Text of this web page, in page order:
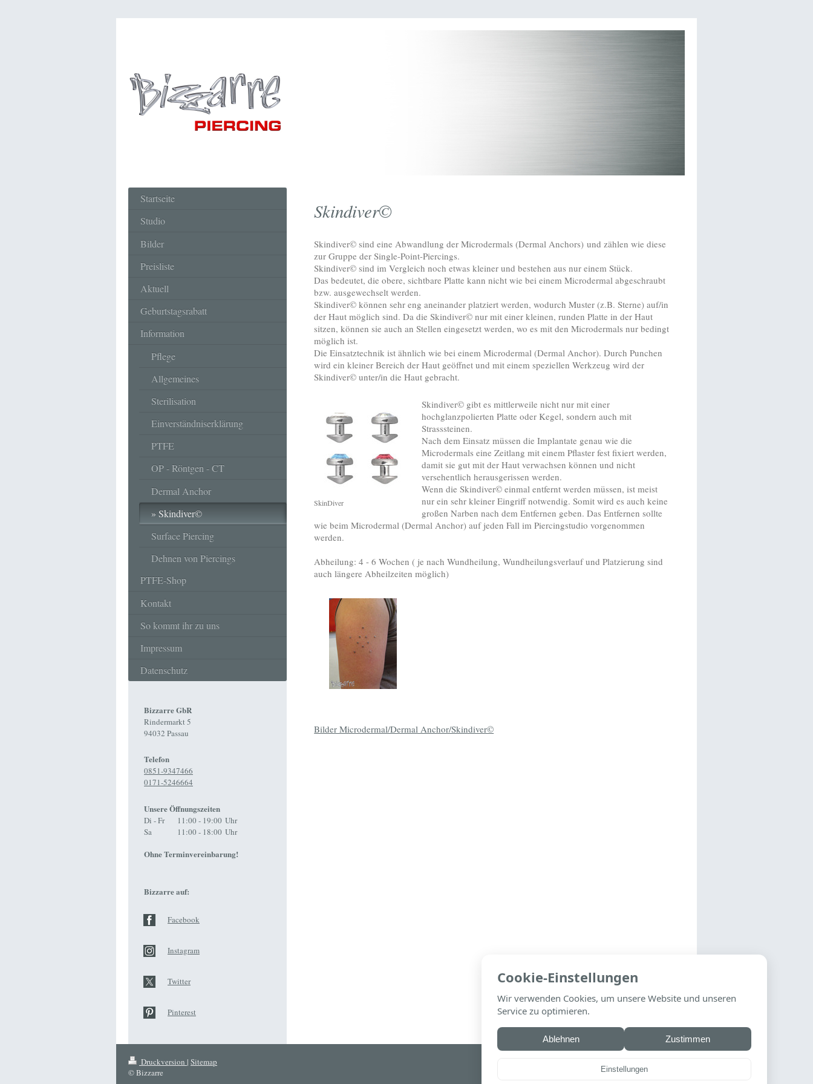
Skindiver©
Skindiver© sind eine Abwandlung der Microdermals (Dermal Anchors) und zählen wie diese
zur Gruppe der Single-Point-Piercings.
Skindiver© sind im Vergleich noch etwas kleiner und bestehen aus nur einem Stück.
Das bedeutet, die obere, sichtbare Platte kann nicht wie bei einem Microdermal abgeschraubt
bzw. ausgewechselt werden.
Skindiver© können sehr eng aneinander platziert werden, wodurch Muster (z.B. Sterne) auf/in
der Haut möglich sind. Da die Skindiver© nur mit einer kleinen, runden Platte in der Haut
sitzen, können sie auch an Stellen eingesetzt werden, wo es mit den Microdermals nur bedingt
möglich ist.
Die Einsatztechnik ist ähnlich wie bei einem Microdermal (Dermal Anchor). Durch Punchen
wird ein kleiner Bereich der Haut geöffnet und mit einem speziellen Werkzeug wird der
Skindiver© unter/in die Haut gebracht.
SkinDiver
Skindiver© gibt es mittlerweile nicht nur mit einer
hochglanzpolierten Platte oder Kegel, sondern auch mit
Strasssteinen.
Nach dem Einsatz müssen die Implantate genau wie die
Microdermals eine Zeitlang mit einem Pflaster fest fixiert werden,
damit sie gut mit der Haut verwachsen können und nicht
versehentlich herausgerissen werden.
Wenn die Skindiver© einmal entfernt werden müssen, ist meist
nur ein sehr kleiner Eingriff notwendig. Somit wird es auch keine
großen Narben nach dem Entfernen geben. Das Entfernen sollte
wie beim Microdermal (Dermal Anchor) auf jeden Fall im Piercingstudio vorgenommen
werden.
Abheilung: 4 - 6 Wochen ( je nach Wundheilung, Wundheilungsverlauf und Platzierung sind
auch längere Abheilzeiten möglich)
Bilder Microdermal/Dermal Anchor/Skindiver©
Startseite
Studio
Bilder
Preisliste
Aktuell
Geburtstagsrabatt
Information
Pflege
Allgemeines
Sterilisation
Einverständniserklärung
PTFE
OP - Röntgen - CT
Dermal Anchor
Skindiver©
Surface Piercing
Dehnen von Piercings
PTFE-Shop
Kontakt
So kommt ihr zu uns
Impressum
Datenschutz
Bizzarre GbR
Rindermarkt 5
94032 Passau
Telefon
0851-9347466
0171-5246664
Unsere Öffnungszeiten
Di - Fr 11:00 - 19:00 Uhr
Sa
11:00 - 18:00 Uhr
Ohne Terminvereinbarung!
Bizzarre auf:
Facebook
Instagram
Twitter
Pinterest
Druckversion | Sitemap
© Bizzarre
Cookie-Einstellungen
Wir verwenden Cookies, um unsere Website und unseren
Service zu optimieren.
Ablehnen Zustimmen
Einstellungen